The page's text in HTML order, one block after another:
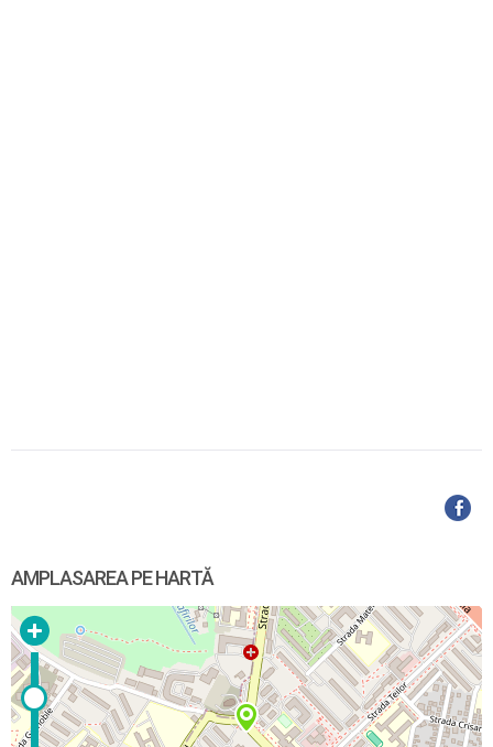
AMPLASAREA PE HARTĂ